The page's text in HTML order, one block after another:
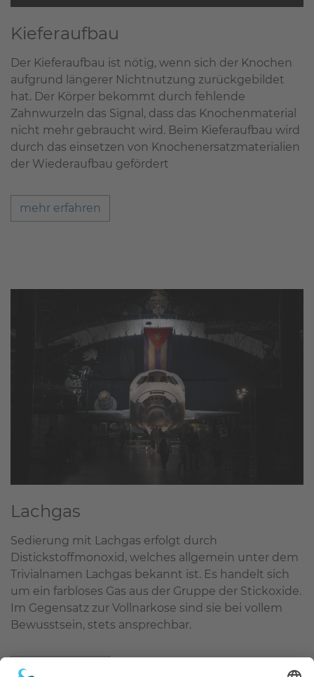
Kieferaufbau
Der Kieferaufbau ist nötig, wenn sich der Knochen
aufgrund längerer Nichtnutzung zurückgebildet
hat. Der Körper bekommt durch fehlende
Zahnwurzeln das Signal, dass das Knochenmaterial
nicht mehr gebraucht wird. Beim Kieferaufbau wird
durch das einsetzen von Knochenersatzmaterialien
der Wiederaufbau gefördert
mehr erfahren
Lachgas
Sedierung mit Lachgas erfolgt durch
Distickstoffmonoxid, welches allgemein unter dem
Trivialnamen Lachgas bekannt ist. Es handelt sich
um ein farbloses Gas aus der Gruppe der Stickoxide.
Im Gegensatz zur Vollnarkose sind sie bei vollem
Bewusstsein, stets ansprechbar.
mehr erfahren